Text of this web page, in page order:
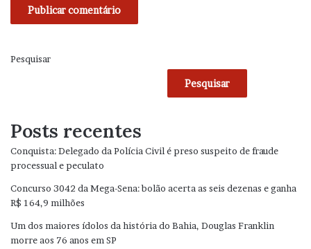
Pesquisar
Pesquisar
Posts recentes
Conquista: Delegado da Polícia Civil é preso suspeito de fraude
processual e peculato
Concurso 3042 da Mega-Sena: bolão acerta as seis dezenas e ganha
R$ 164,9 milhões
Um dos maiores ídolos da história do Bahia, Douglas Franklin
morre aos 76 anos em SP